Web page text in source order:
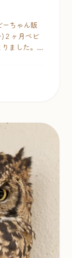
ーちゃん販
２ヶ月ベビ
りました。